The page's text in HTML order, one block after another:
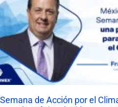
Semana de Acción por el